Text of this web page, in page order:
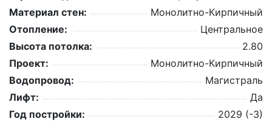
Материал стен:
Монолитно-Кирпичный
Отопление:
Центральное
Высота потолка:
2.80
Проект:
Монолитно-Кирпичный
Водопровод:
Магистраль
Лифт:
Да
Год постройки:
2029 (-3)